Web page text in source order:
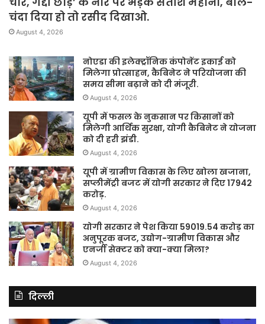
चंदा दिया हो तो रसीद दिखाओ.
August 4, 2026
नोएडा की इलेक्ट्रॉनिक कंपोनेंट इकाई को
मिलेगा प्रोत्साहन, कैबिनेट ने परियोजना की
समय सीमा बढ़ाने को दी मंजूरी.
August 4, 2026
यूपी में फसल के नुकसान पर किसानों को
मिलेगी आर्थिक सुरक्षा, योगी कैबिनेट ने योजना
को दी हरी झंडी.
August 4, 2026
यूपी में ग्रामीण विकास के लिए खोला खजाना,
सप्लीमेंट्री बजट में योगी सरकार ने दिए 17942
करोड़.
August 4, 2026
योगी सरकार ने पेश किया 59019.54 करोड़ का
अनुपूरक बजट, उद्योग-ग्रामीण विकास और
एनर्जी सेक्टर को क्या-क्या मिला?
August 4, 2026
दिल्ली